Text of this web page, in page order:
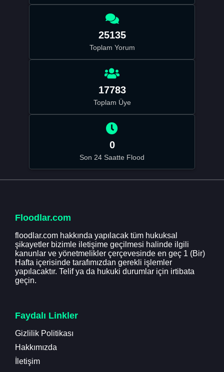
25135
Toplam Yorum
17783
Toplam Üye
0
Son 24 Saatte Flood
Floodlar.com
floodlar.com hakkında yapılacak tüm hukuksal
şikayetler bizimle iletişime geçilmesi halinde ilgili
kanunlar ve yönetmelikler çerçevesinde en geç 1 (Bir)
Hafta içerisinde tarafımızdan gerekli işlemler
yapılacaktır. Telif ya da hukuki durumlar için irtibata
geçin.
Faydalı Linkler
Gizlilik Politikası
Hakkımızda
İletişim